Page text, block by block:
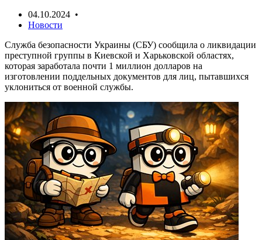
04.10.2024 •
Новости
Служба безопасности Украины (СБУ) сообщила о ликвидации
преступной группы в Киевской и Харьковской областях,
которая заработала почти 1 миллион долларов на
изготовлении поддельных документов для лиц, пытавшихся
уклониться от военной службы.